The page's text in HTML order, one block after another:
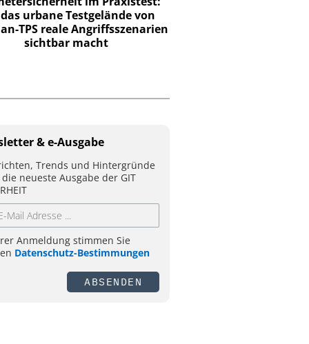
urbane Testgelände von
TPS reale Angriffsszenarien
sichtbar macht
& e-Ausgabe
Trends und Hintergründe
neueste Ausgabe der GIT
Anmeldung stimmen Sie
Datenschutz-Bestimmungen
ABSENDEN